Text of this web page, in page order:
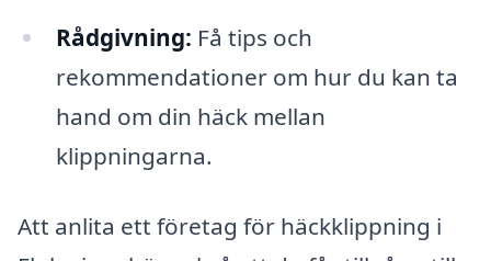
Rådgivning: Få tips och
rekommendationer om hur du kan ta
hand om din häck mellan
klippningarna.
Att anlita ett företag för häckklippning i